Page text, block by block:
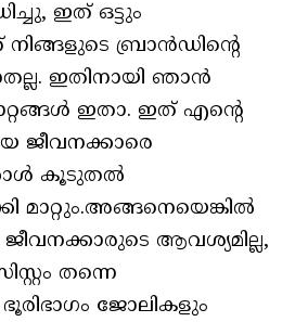
ഇത് ഒട്ടും
നിങ്ങളുടെ ബ്രാൻഡിന്റെ
ഇതിനായി ഞാൻ
ഇതാ. ഇത് എന്റെ
ജീവനക്കാരെ
കൂടുതൽ
മാറ്റും.അങ്ങനെയെങ്കിൽ
ആവശ്യമില്ല,
തന്നെ
ജോലികളും